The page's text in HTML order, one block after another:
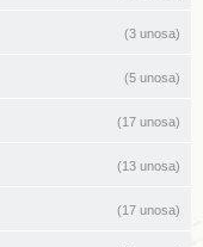
(3 unosa)
(5 unosa)
(17 unosa)
(13 unosa)
(17 unosa)